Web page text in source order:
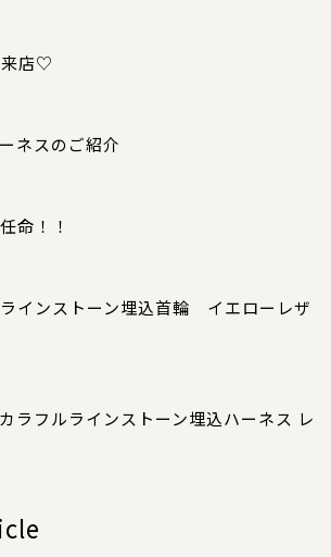
店♡
ネスのご紹介
命！！
インストーン埋込首輪 イエローレザ
ラフルラインストーン埋込ハーネス レ